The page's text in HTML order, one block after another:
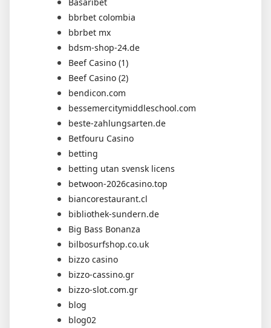
bbrbet colombia
bbrbet mx
bdsm-shop-24.de
Beef Casino (1)
Beef Casino (2)
bendicon.com
bessemercitymiddleschool.com
beste-zahlungsarten.de
Betfouru Casino
betting
betting utan svensk licens
betwoon-2026casino.top
biancorestaurant.cl
bibliothek-sundern.de
Big Bass Bonanza
bilbosurfshop.co.uk
bizzo casino
bizzo-cassino.gr
bizzo-slot.com.gr
blog
blog02